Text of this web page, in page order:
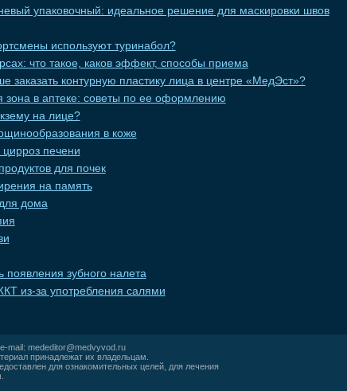
упаковочный: идеальное решение для маскировки швов
используют туринабол?
что такое, каков эффект, способы приема
заказать контурную пластику лица в центре «МедЭст»?
зона в аптеке: советы по ее оформлению
на лице?
в коже
печени
для почек
на память
дома
появления зубного налета
из-за употребления салями
mail: mededitor@medvyvod.ru
принадлежат их владельцам.
для ознакомительных целей, для лечения